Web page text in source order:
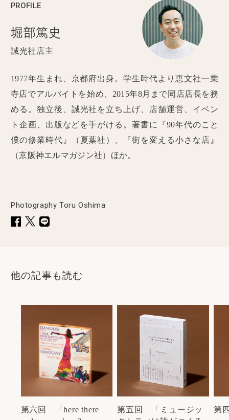
PROFILE
堀部篤史
誠光社店主
1977年生まれ、京都府出身。学生時代より恵文社一乗
寺店でアルバイトを始め、2015年8月まで同店店長を務
める。独立後、誠光社を立ち上げ、店舗運営、イベン
ト企画、出版などを手がける。著書に『90年代のこと
僕の修業時代』（夏葉社）、『街を変える小さな店』
（京阪神エルマガジン社）ほか。
Photography Toru Oshima
他の記事も読む
第六回 「here there
第五回 「ミュージッ
第